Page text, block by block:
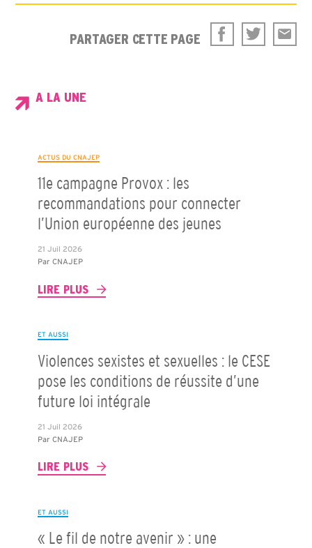
PARTAGER CETTE PAGE
A LA UNE
ACTUS DU CNAJEP
11e campagne Provox : les
recommandations pour connecter
l’Union européenne des jeunes
21 Juil 2026
Par CNAJEP
LIRE PLUS
ET AUSSI
Violences sexistes et sexuelles : le CESE
pose les conditions de réussite d’une
future loi intégrale
21 Juil 2026
Par CNAJEP
LIRE PLUS
ET AUSSI
« Le fil de notre avenir » : une